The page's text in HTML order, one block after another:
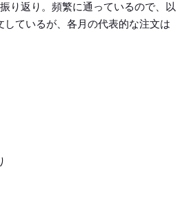
り返り。頻繁に通っているので、以
しているが、各月の代表的な注文は